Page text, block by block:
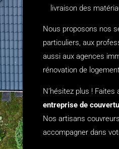
livraison des
Nous proposons nos
particuliers, aux
aussi aux agences
rénovation de
N’hésitez plus ! Faites
entreprise de
Nos artisans
accompagner dans